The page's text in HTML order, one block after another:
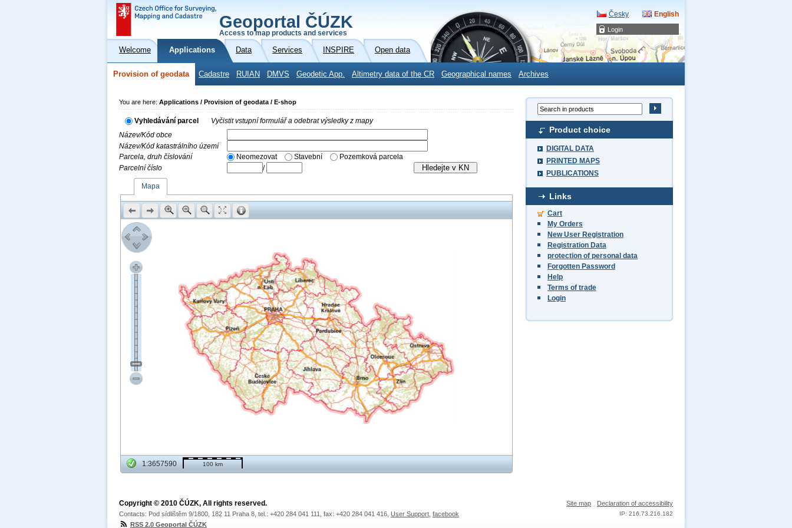
Login
Geoportal ČÚZK
Access to map products and services
Česky English
Welcome Applications Data Services INSPIRE Open data
Provision of geodata Cadastre RUIAN DMVS Geodetic App. Altimetry data of the CR Geographical names Archives
Product choice
DIGITAL DATA
PRINTED MAPS
PUBLICATIONS
Links
Cart
My Orders
New User Registration
Registration Data
protection of personal data
Forgotten Password
Help
Terms of trade
Login
You are here: Applications / Provision of geodata / E-shop
Vyhledávání parcel
Vyčistit vstupní formulář a odebrat výsledky z mapy
Název/Kód obce
Název/Kód katastrálního území
Parcela, druh číslování
Neomezovat Stavební
Pozemková parcela
Parcelní číslo
/
Mapa
1:3657590 100 km
Site map Declaration of accessibility
IP: 216.73.216.182
Copyright © 2010 ČÚZK, All rights reserved.
Contacts: Pod sídlištěm 9/1800, 182 11 Praha 8, tel.: +420 284 041 111, fax: +420 284 041 416, User Support facebook
RSS 2.0 Geoportal ČÚZK